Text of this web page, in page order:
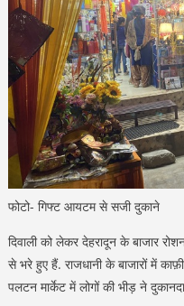
फोटो- गिफ्ट आयटम से सजी दुकाने
दिवाली को लेकर देहरादून के बाजार
से भरे हुए हैं. राजधानी के बाजारों में
पलटन मार्केट में लोगों की भीड़ ने